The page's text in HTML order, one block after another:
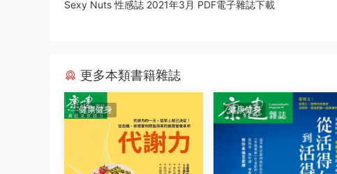
Sexy Nuts 性感誌 2021年3月 PDF電子雜誌下載
更多本類書籍雜誌
健康健身 健康健身